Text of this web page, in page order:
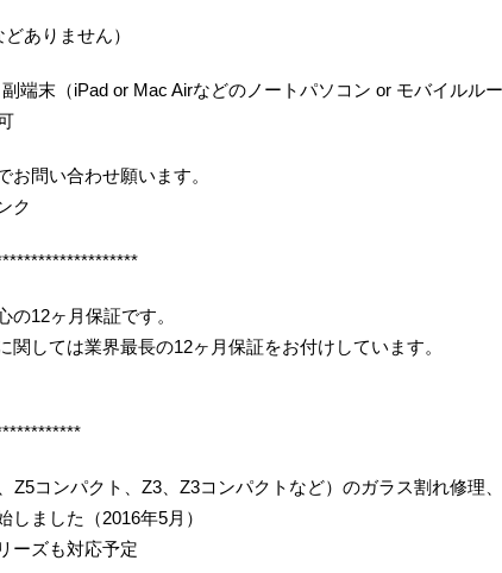
ありません）
端末（iPad or Mac Airなどのノートパソコン or モバイルル
問い合わせ願います。
ク
の12ヶ月保証です。
関しては業界最長の12ヶ月保証をお付けしています。
Z5コンパクト、Z3、Z3コンパクトなど）のガラス割れ修理
しました（2016年5月）
ーズも対応予定